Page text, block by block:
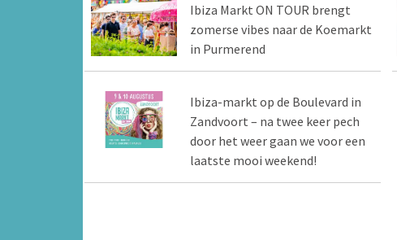
Ibiza Markt ON TOUR brengt
zomerse vibes naar de Koemarkt
in Purmerend
Ibiza-markt op de Boulevard in
Zandvoort – na twee keer pech
door het weer gaan we voor een
laatste mooi weekend!